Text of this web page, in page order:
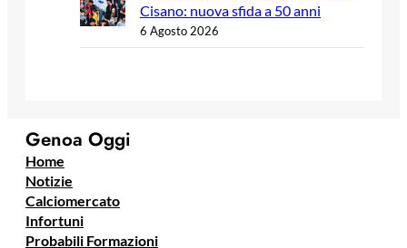
Cisano: nuova sfida a 50 anni
6 Agosto 2026
Genoa Oggi
Home
Notizie
Calciomercato
Infortuni
Probabili Formazioni